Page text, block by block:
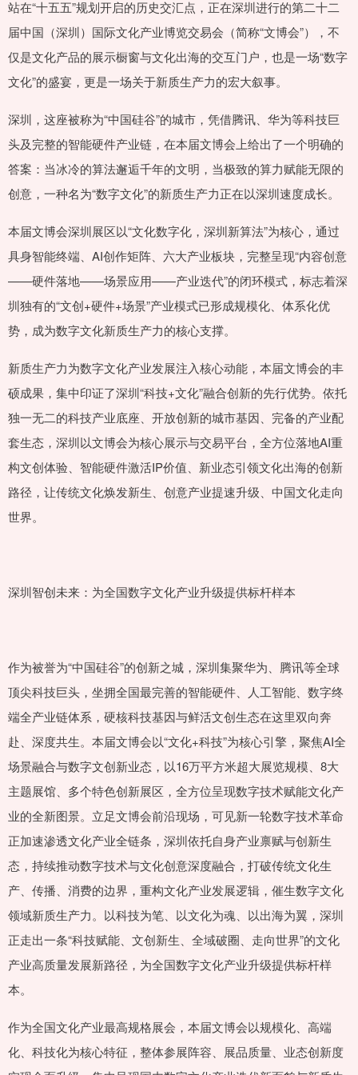
站在“十五五”规划开启的历史交汇点，正在深圳进行的第二十二
届中国（深圳）国际文化产业博览交易会（简称“文博会”），不
仅是文化产品的展示橱窗与文化出海的交互门户，也是一场“数字
文化”的盛宴，更是一场关于新质生产力的宏大叙事。
深圳，这座被称为“中国硅谷”的城市，凭借腾讯、华为等科技巨
头及完整的智能硬件产业链，在本届文博会上给出了一个明确的
答案：当冰冷的算法邂逅千年的文明，当极致的算力赋能无限的
创意，一种名为“数字文化”的新质生产力正在以深圳速度成长。
本届文博会深圳展区以“文化数字化，深圳新算法”为核心，通过
具身智能终端、AI创作矩阵、六大产业板块，完整呈现“内容创意
——硬件落地——场景应用——产业迭代”的闭环模式，标志着深
圳独有的“文创+硬件+场景”产业模式已形成规模化、体系化优
势，成为数字文化新质生产力的核心支撑。
新质生产力为数字文化产业发展注入核心动能，本届文博会的丰
硕成果，集中印证了深圳“科技+文化”融合创新的先行优势。依托
独一无二的科技产业底座、开放创新的城市基因、完备的产业配
套生态，深圳以文博会为核心展示与交易平台，全方位落地AI重
构文创体验、智能硬件激活IP价值、新业态引领文化出海的创新
路径，让传统文化焕发新生、创意产业提速升级、中国文化走向
世界。
深圳智创未来：为全国数字文化产业升级提供标杆样本
作为被誉为“中国硅谷”的创新之城，深圳集聚华为、腾讯等全球
顶尖科技巨头，坐拥全国最完善的智能硬件、人工智能、数字终
端全产业链体系，硬核科技基因与鲜活文创生态在这里双向奔
赴、深度共生。本届文博会以“文化+科技”为核心引擎，聚焦AI全
场景融合与数字文创新业态，以16万平方米超大展览规模、8大
主题展馆、多个特色创新展区，全方位呈现数字技术赋能文化产
业的全新图景。立足文博会前沿现场，可见新一轮数字技术革命
正加速渗透文化产业全链条，深圳依托自身产业禀赋与创新生
态，持续推动数字技术与文化创意深度融合，打破传统文化生
产、传播、消费的边界，重构文化产业发展逻辑，催生数字文化
领域新质生产力。以科技为笔、以文化为魂、以出海为翼，深圳
正走出一条“科技赋能、文创新生、全域破圈、走向世界”的文化
产业高质量发展新路径，为全国数字文化产业升级提供标杆样
本。
作为全国文化产业最高规格展会，本届文博会以规模化、高端
化、科技化为核心特征，整体参展阵容、展品质量、业态创新度